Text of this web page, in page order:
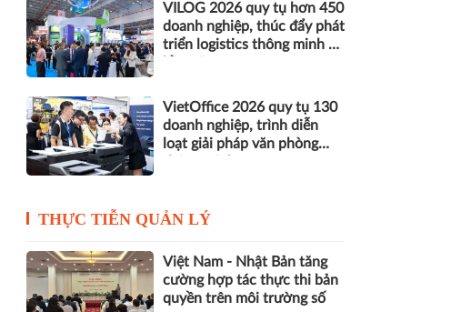
VILOG 2026 quy tụ hơn 450
doanh nghiệp, thúc đẩy phát
triển logistics thông minh và
VietOffice 2026 quy tụ 130
doanh nghiệp, trình diễn
loạt giải pháp văn phòng
THỰC TIỄN QUẢN LÝ
Việt Nam - Nhật Bản tăng
cường hợp tác thực thi bản
quyền trên môi trường số